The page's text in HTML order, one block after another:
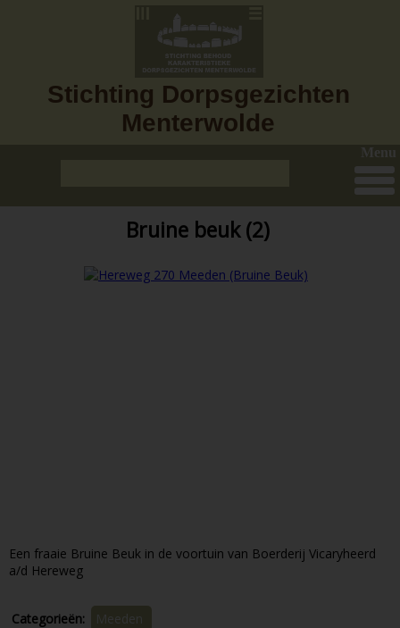
Stichting Dorpsgezichten
Menterwolde
Menu
Bruine beuk (2)
Een fraaie Bruine Beuk in de voortuin van Boerderij Vicaryheerd
a/d Hereweg
Categorieën: Meeden